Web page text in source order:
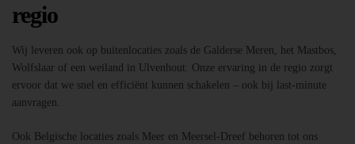
regio
Wij leveren ook op buitenlocaties zoals de Galderse Meren, het Mastbos,
Wolfslaar of een weiland in Ulvenhout. Onze ervaring in de regio zorgt
ervoor dat we snel en efficiënt kunnen schakelen – ook bij last-minute
aanvragen.
Ook Belgische locaties zoals Meer en Meersel-Dreef behoren tot ons